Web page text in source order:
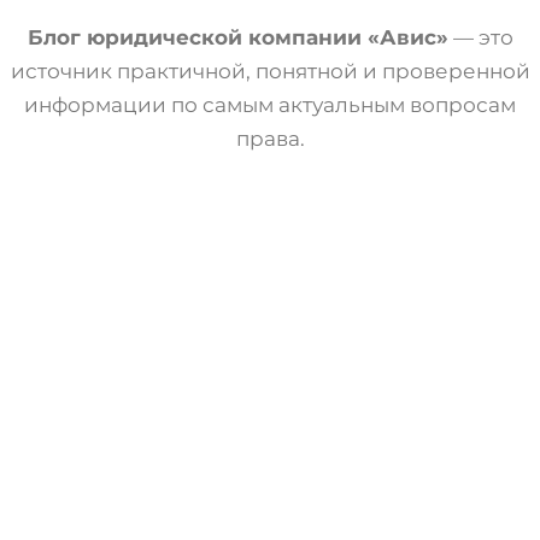
Блог юридической компании «Авис» — это
источник практичной, понятной и проверенной
информации по самым актуальным вопросам
права.